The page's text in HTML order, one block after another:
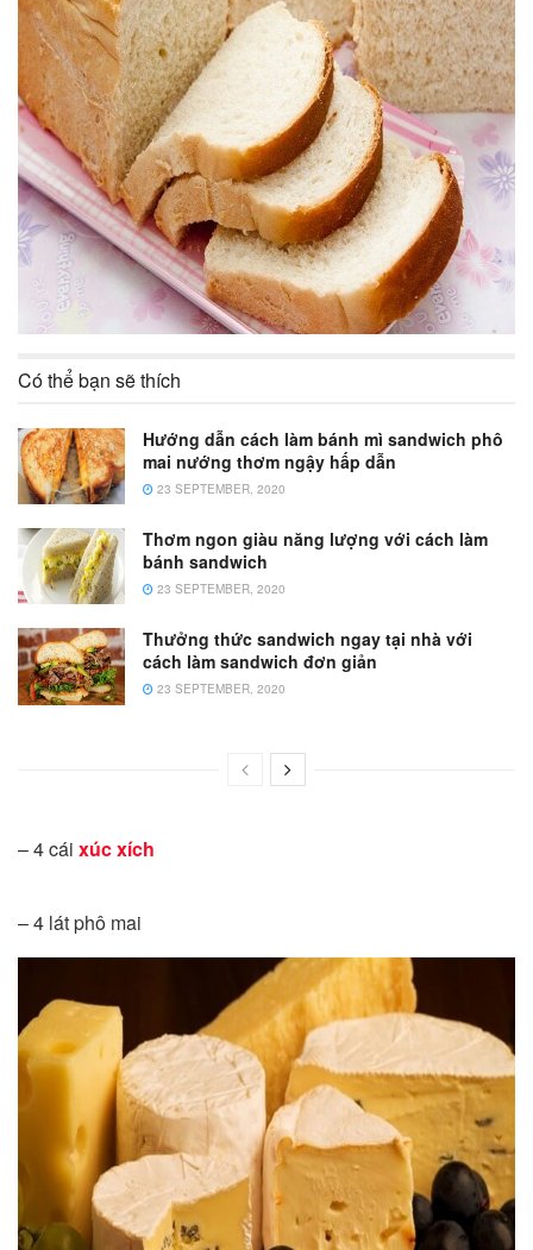
Có thể bạn sẽ thích
Hướng dẫn cách làm bánh mì sandwich phô
mai nướng thơm ngậy hấp dẫn
23 SEPTEMBER, 2020
Thơm ngon giàu năng lượng với cách làm
bánh sandwich
23 SEPTEMBER, 2020
Thưởng thức sandwich ngay tại nhà với
cách làm sandwich đơn giản
23 SEPTEMBER, 2020
– 4 cái xúc xích
– 4 lát phô mai